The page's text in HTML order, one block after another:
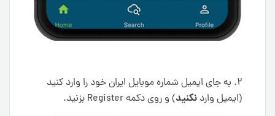
۲. به جای ایمیل شماره موبایل ایران خود را وارد کنید
(ایمیل واردنکنید) و روی دکمه Register بزنید.